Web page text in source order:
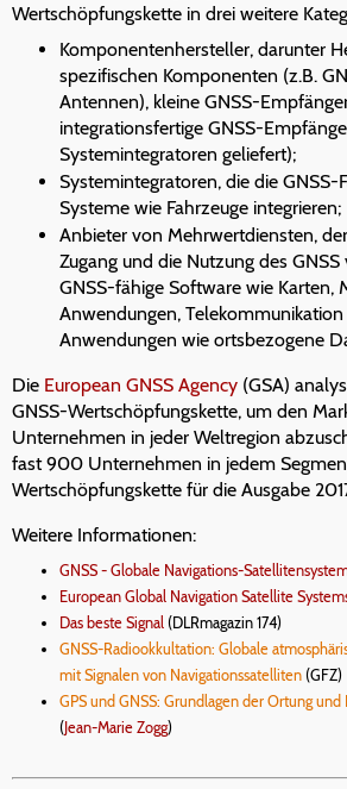
Wertschöpfungskette in drei weitere
Komponentenhersteller, darunter
spezifischen Komponenten (z.B.
Antennen), kleine GNSS-
integrationsfertige GNSS-
Systemintegratoren geliefert);
Systemintegratoren, die die GNSS-
Systeme wie Fahrzeuge integrieren;
Anbieter von Mehrwertdiensten,
Zugang und die Nutzung des GNSS
GNSS-fähige Software wie Karten,
Anwendungen,
Anwendungen wie ortsbezogene
Die European GNSS Agency (GSA)
GNSS-Wertschöpfungskette, um den
Unternehmen in jeder Weltregion
fast 900 Unternehmen in jedem
Wertschöpfungskette für die Ausgabe
Weitere Informationen:
GNSS - Globale Navigations-
European Global Navigation Satellite
Das beste Signal (DLRmagazin 174)
GNSS-Radiookkultation: Globale
mit Signalen von Navigationssatelliten (GFZ)
GPS und GNSS: Grundlagen der Ortung
(Jean-Marie Zogg)